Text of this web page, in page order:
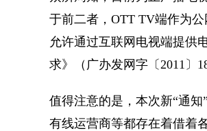
于前二者，OTT TV端作为
允许通过互联网电视端提供
求》（广办发网字〔2011〕
值得注意的是，本次新“通
有线运营商等都存在着借着